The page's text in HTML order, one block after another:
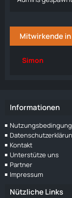
Mitwirkende
Simon
Informationen
Kontakt
Unterstütze uns
Partner
Impressum
Nützliche Links